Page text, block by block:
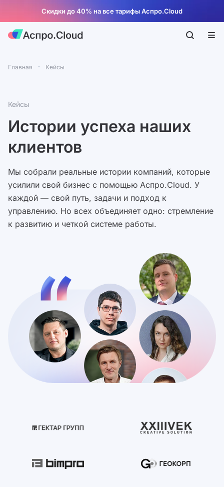
Скидки до 40% на все тарифы Аспро.Cloud
Главная Кейсы
Кейсы
Истории успеха наших
клиентов
Мы собрали реальные истории компаний, которые
усилили свой бизнес с помощью Аспро.Cloud. У
каждой — свой путь, задачи и подход к
управлению. Но всех объединяет одно: стремление
к развитию и четкой системе работы.